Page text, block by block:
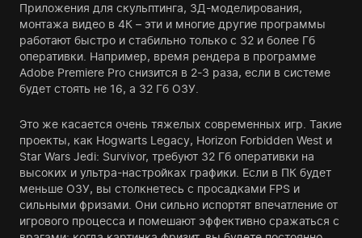
Приложения для скульптинга, 3Д-моделирования,
монтажа видео в 4К – эти и многие другие программы
работают быстро и стабильно только с 32 и более Гб
оперативки. Например, время рендера в программе
Adobe Premiere Pro снизится в 2-3 раза, если в системе
будет стоять не 16, а 32 Гб ОЗУ.
Это же касается очень тяжелых современных игр. Такие
проекты, как Hogwarts Legacy, Horizon Forbidden West и
Star Wars Jedi: Survivor, требуют 32 Гб оперативки на
высоких и ультра-настройках графики. Если в ПК будет
меньше ОЗУ, вы столкнетесь с просадками FPS и
сильными фризами. Они сильно испортят впечатление от
игрового процесса и помешают эффективно сражаться с